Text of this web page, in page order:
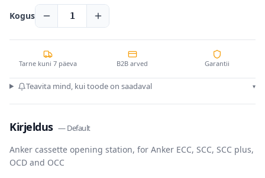
Kogus 1
Tarne kuni 7 päeva B2B arved Garantii
Teavita mind, kui toode on saadaval ▾
Kirjeldus —Default
Anker cassette opening station, for Anker ECC, SCC, SCC plus,
OCD and OCC